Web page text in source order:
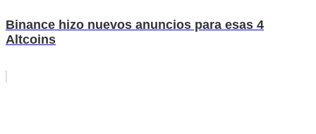
Binance hizo nuevos anuncios para esas 4
Altcoins